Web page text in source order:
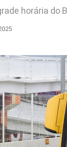
horária do